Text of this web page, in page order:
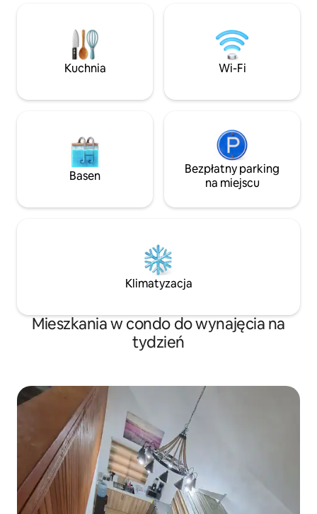
spacerem do plaży West Bay Beach.
W tej willi, zaprojektowanej z myślą
o prawdziwie karaibskim relaksie, czeka
na Ciebie całodobowa ochrona
loty z Houston i Miami ułatwiają dotarcie
patio są idealne
wycieczkę z
które można
wizyty.
Kuchnia Wi-Fi
Basen
Bezpłatny parking
na miejscu
Klimatyzacja
Mieszkania w condo do wynajęcia na
tydzień